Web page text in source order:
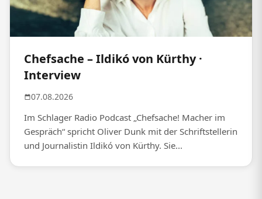
Chefsache – Ildikó von Kürthy ·
Interview
07.08.2026
Im Schlager Radio Podcast „Chefsache! Macher im
Gespräch“ spricht Oliver Dunk mit der Schriftstellerin
und Journalistin Ildikó von Kürthy. Sie...